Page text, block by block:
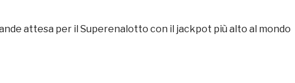
attesa per il Superenalotto con il jackpot più alto al mondo